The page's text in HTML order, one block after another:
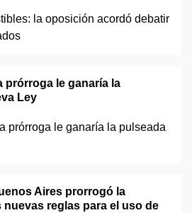
prórroga le ganaría la
Ley
Aires prorrogó la
reglas para el uso de